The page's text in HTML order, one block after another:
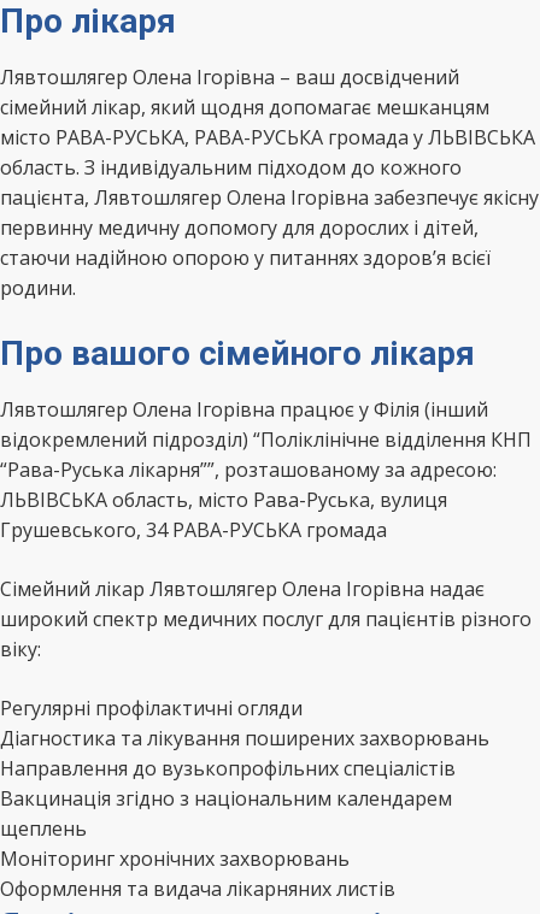
Про лікаря
Лявтошлягер Олена Ігорівна – ваш досвідчений
сімейний лікар, який щодня допомагає мешканцям
місто РАВА-РУСЬКА, РАВА-РУСЬКА громада у ЛЬВІВСЬКА
область. З індивідуальним підходом до кожного
пацієнта, Лявтошлягер Олена Ігорівна забезпечує якісну
первинну медичну допомогу для дорослих і дітей,
стаючи надійною опорою у питаннях здоров’я всієї
родини.
Про вашого сімейного лікаря
Лявтошлягер Олена Ігорівна працює у Філія (інший
відокремлений підрозділ) “Поліклінічне відділення КНП
“Рава-Руська лікарня””, розташованому за адресою:
ЛЬВІВСЬКА область, місто Рава-Руська, вулиця
Грушевського, 34 РАВА-РУСЬКА громада
Сімейний лікар Лявтошлягер Олена Ігорівна надає
широкий спектр медичних послуг для пацієнтів різного
віку:
Регулярні профілактичні огляди
Діагностика та лікування поширених захворювань
Направлення до вузькопрофільних спеціалістів
Вакцинація згідно з національним календарем
щеплень
Моніторинг хронічних захворювань
Оформлення та видача лікарняних листів